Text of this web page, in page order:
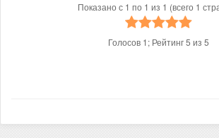
Показано с 1 по 1 из 1 (всего 1
Голосов 1; Рейтинг5 из 5